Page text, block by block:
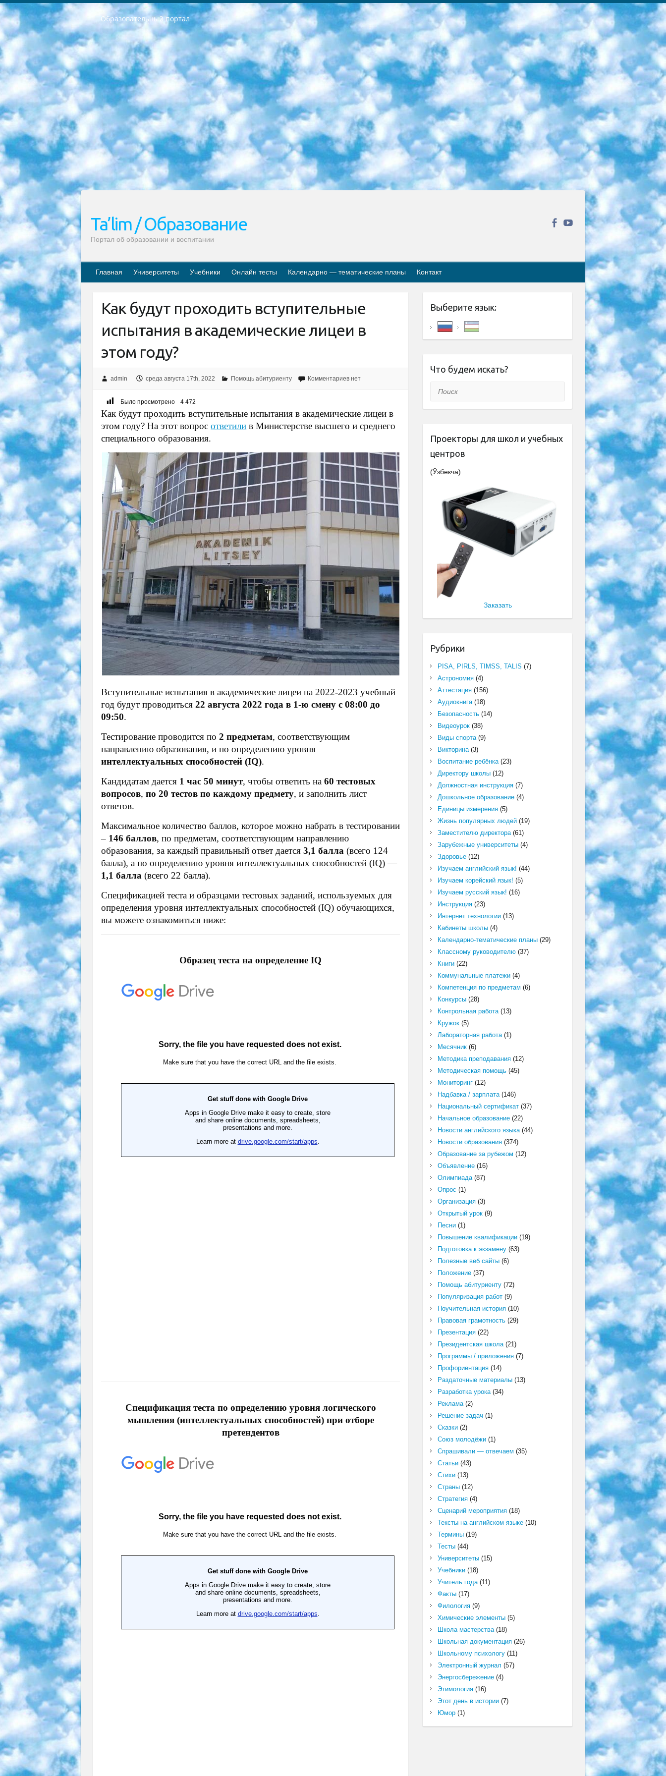
Образовательный портал
РЕСПУБЛИКА УЗБЕКИСТАН МИНИСТРЕРСТВО ДОШКОЛЬНОГО И ШКОЛЬНОГО ОБРАЗОВАНИЯ КОМАНДА в общеобразовательных учреждениях в 2023-2024 учебном году организация и проведение итоговой государственной аттестации обучающихся о Министра дошкольного и школьного образования Республики Узбекистан от 4 марта 2008 года (постановлением Минюста от 20 марта 2008 года № 1778 государственной регистрации) «Итоговое состояние учащихся общего среднего образования на основании положения об утверждении положения об аттестации общего среднего образования выпускной экзамен студентов в образовательных учреждениях в 2023-2024 учебном году В целях организации и прохождения аттестации приказываю: 1. Следующее: перечень предметов, по которым будет проводиться итоговая государственная аттестация и экзамен формы перевода согласно приложению 1; сертификаты международного образца, оценивающие уровень владения иностранными языками перечень согласно приложению 2; 2. Педагогический при специализированных образовательных учреждениях. научно-практический центр квалификации и международной оценки (Д.Давидова) 2024 г. До 25 марта: задания по предметам, по которым будет проводиться итоговая аттестация разработка и утверждение технических условий; итоговая аттестация на основании разработанного предметного задания разработка вопросов по предметам (устно и письменно), экзамен передача; общеобразовательные средние школы и специальные учебные заведения учащиеся выпускных классов школ и интернатов в агентской системе подготовка базы данных экзаменационных материалов и критериев оценки; перевод базы экзаменационных материалов на все языки обучения подать в Республиканский образовательный центр для изготовления; варианты экзаменов на основе разработанных контрольных материалов пусть будут поставлены задачи формирования. 3. Республиканский образовательный центр (Ш.Худайкулов) до 5 апреля 2024 года. до: база данных предоставленных экзаменационных материалов на все языки обучения перевод и экспертиза; для слепых, слабовидящих, глухих, слабослышащих и умственно отсталых детей учащиеся выпускных классов специализированных школ и школ-интернатов база данных экзаменационных материалов на всех преподаваемых языках подготовка критериев оценки; специализированные школы для умственно отсталых детей и технологии для учащихся выпускных классов школ-интернатов разработка соответствующих рекомендаций и критериев проведения ЕГЭ по естествознанию давать задания. 4. Педагогический при специализированных образовательных учреждениях. Научно-практический центр навыков и международной оценки (Д.Давидова), Республика образовательный центр (Худайкулов Ш.) итоговый государственный аттестационный экзамен ориентирован на творческое и логическое мышление при подготовке базы материалов учитывать введение заданий. 5. Следует отметить, что: сертификат государственного образца о знании общеобразовательного предмета и как минимум национальный уровень B1 по предметам на иностранных языках, указанным в Приложении 2. или международно признанный сертификат эквивалентного уровня студенты, изучающие определенный предмет, освобождаются от экзамена; по соответствующим предметам запланирована итоговая государственная аттестация за день до дня, путем жеребьевки Рабочей группой (в письменной форме по предметам, проводимым в форме) из числа сформированных вариантов выбрано 2 варианта; 2 выбранных варианта экзамена анонсированы на официальном сайте министерства и все выпускники по всей стране на основе этих вариантов проводит итоговую государственную аттестацию. 6. Государственное образование учащихся средних общеобразовательных учреждений. знания в соответствии с квалификационными требованиями, которые необходимо приобрести на основании стандартов итоговый (выпускной) контроль для 9 и 11 классов в целях тестирования Экзамены (далее – экзамены) состоят из предметов, перечисленных в приложении 1. будет сделано. 7. Экзамены пройдут с 26 мая по 15 июня 2024 г. (кроме науки физического воспитания). 8. Физическая для учащихся 9 классов общесредних образовательных учреждений. Экзамены по предмету «Образование, квалификация медицина» 1-6 мая 2024 года. сотрудники перевести под присмотр (с отклонениями в физическом или умственном развитии) специализированная школа для детей, школы-интернаты и со сколиозом школы-интернаты санаторного типа для больных детей исключены). 9. Он был слепым, слабовидящим и имел нарушения опорно-двигательного аппарата. экзамены в специализированных школах и интернатах для детей должны проводиться исходя из требований, предъявляемых к общеобразовательным учреждениям (физкультура кроме науки). 10. Специализированная школа для глухих и слабослышащих детей. и экзамены в интернатах и быть реализован в виде письменного теста по математике. 11. Специальность для умственно отсталых детей. Для 9 класса Родной язык и литературное письмо Государственный язык (язык обучения – узбекский). для неклассов) написано Математическое письмо Письменная/устная история Узбекистана Физическое воспитание практично Итоговый контроль Для 11 класса Написание родного языка и литературы (эссе) Математическое письмо Узбекский язык (обучение на узбекском языке) не посещающее общее среднее образование для учреждений)/Образовательное учреждение выбор письменный и устный Иностранный язык письменный/устный Письменная/устная история Узбекистана *По выбору студента:  Химия  Физика  Основы государственного права  География 10 бесплатных образовательных ресурсов - Мы составили подборку онлайн-проектов с интерактивными упражнениями, видеолекциями и статьями. Они помогут вам обрести новые и освежить старые знания бесплатно. 1. «ИНТУИТ» Старейшая образовательная площадка Рунета. Здесь вы найдёте сотни текстовых и видеокурсов на десятки различных тем — от программирования до психологии. Многие курсы подготовлены российскими университетами и крупными международными компаниями вроде Intel и Microsoft. Самостоятельное обучение бесплатное, но желающие могут оплатить услуги персональных наставников. 2. «Смартия» знакомит с актуальными профессиями и подсказывает, как им обучаться. Выбрав заинтересовавшую вас специальность — SMM-специалист, фотограф, веб-дизайнер или другую, — увидите список необходимых для неё умений. Чтобы вы могли освоить их самостоятельно, для каждого умения площадка отображает подборку ссылок на учебные материалы. Хотя «Смартия» ориентируется на русскоязычную аудиторию, часть контента всё же доступна только на английском. 3. «Лекторий Физтеха» Проект Московского физико-технического института (Физтеха). С его помощью вы можете смотреть онлайн серии лекций, записанные на видео в этом вузе. В числе доступных предметов — физика, биология, химия, информационные технологии и другие. К некоторым лекциям администрация ресурса прилагает готовые конспекты, которые можно скачивать в PDF-формате. 4. ITMOcourses Онлайн-площадка Санкт-Петербургского национального исследовательского университета информационных технологий, механики и оптики (ИТМО). Ресурс предоставляет свободный доступ к курсам, разработанным в этом вузе. Каталог материалов разбит на четыре категории: «Оптические системы и технологии», «Приборостроение и робототехника», «Информационные технологии» и «Биотехнологии». Курсы состоят из видеолекций, интерактивных демонстраций и заданий. 5. «КиберЛенинка» Электронная научная библиотека открытого доступа. Каталог площадки регулярно обрастает текстами статей из различных научных изданий. Сгруппированные по журналам и рубрикам публикации можно читать онлайн или скачивать целиком в PDF-формате. Проект нацелен на популяризацию науки за счёт открытого доступа к качественной информации. 6. «ПостНаука» На этом ресурсе публикуют подборки видеолекций, составленные экспертами из разных отраслей и объединённые общими темами. Среди них, к примеру, есть серии «Биоинформатика и геномика», «Культура средневековой Скандинавии» и Cinema Studies о теории кино. Каждая подборка лекций — логически связанная история, рассказанная экспертом от первого лица. Кроме того, на сайте появляются научно-образовательные статьи и тесты на разные темы. 7. «Newочём» Команда проекта «Newочём» отбирает самые интересные тексты из англоязычных СМИ и переводит те из них, за которые голосуют участники сообщества «ВКонтакте». По большей части это научно-популярные статьи. Редакторы придумывают лишь заголовки, в остальном содержание переводов соответствует оригиналам. Полные тексты можно читать прямо в социальной сети. 8. InternetUrok Онлайн-база материалов по основным дисциплинам школьной программы. Информация на сайте структурирована по классам, предметам и темам (урокам). Каждый урок состоит из видеолекций и конспектов. Есть также интерактивные тренажёры и тесты для закрепления пройденного материала. Даже если вы давно окончили школу, возможность повторить программу старших классов всегда может пригодиться. 9. Edutainme Ещё один ресурс об образовании. В отличие от Newtonew, как мне кажется, Edutainme больше ориентируется на представителей индустрии: педагогов, предпринимателей, разработчиков образовательных проектов. Но и любой, кто просто стремится к саморазвитию, найдёт на сайте много полезного и интересного для себя. Например, информацию о новых курсах и образовательных сервисах. 10. Newtonew Онлайн-медиа об образовании и обучении в широком смысле. Авторы Newtonew пишут об инструментах, заведениях, тактиках и стратегиях, которые помогают учить других и получать новые знания самостоятельно. На этой площадке вы найдёте новости, обзоры, аналитические мат
Ta’lim / Образование
Портал об образовании и воспитании
Главная Университеты Учебники Онлайн тесты Календарно — тематические планы Контакт
Как будут проходить вступительные
испытания в академические лицеи в
этом году?
admin среда августа 17th, 2022 Помощь абитуриенту Комментариев нет
Было просмотрено 4 472
Как будут проходить вступительные испытания в академические лицеи в
этом году? На этот вопросответили в Министерстве высшего и среднего
специального образования.
Вступительные испытания в академические лицеи на 2022-2023 учебный
год будут проводиться22 августа 2022 года в 1-ю смену с 08:00 до
09:50.
Тестирование проводится по2 предметам, соответствующим
направлению образования, и по определению уровня
интеллектуальных способностей (IQ).
Кандидатам дается 1 час 50 минут, чтобы ответить на60 тестовых
вопросов,по 20 тестов по каждому предмету, и заполнить лист
ответов.
Максимальное количество баллов, которое можно набрать в тестировании
– 146 баллов, по предметам, соответствующим направлению
образования, за каждый правильный ответ дается3,1 балла (всего 124
балла), а по определению уровня интеллектуальных способностей (IQ) —
1,1 балла (всего 22 балла).
Спецификацией теста и образцами тестовых заданий, используемых для
определения уровня интеллектуальных способностей (IQ) обучающихся,
вы можете ознакомиться ниже:
Образец теста на определение IQ
Спецификация теста по определению уровня логического
мышления (интеллектуальных способностей) при отборе
претендентов
Выберите язык:
Что будем искать?
Поиск
Проекторы для школ и учебных
центров
(Ўзбекча)
Заказать
Рубрики
PISA, PIRLS, TIMSS, TALIS (7)
Астрономия(4)
Аттестация(156)
Аудиокнига(18)
Безопасность(14)
Видеоурок(38)
Виды спорта(9)
Викторина(3)
Воспитание ребёнка(23)
Директору школы(12)
Должностная инструкция(7)
Дошкольное образование(4)
Единицы измерения(5)
Жизнь популярных людей(19)
Заместителю директора(61)
Зарубежные университеты(4)
Здоровье(12)
Изучаем английский язык! (44)
Изучаем корейский язык! (5)
Изучаем русский язык! (16)
Инструкция(23)
Интернет технологии(13)
Кабинеты школы(4)
Календарно-тематические планы(29)
Классному руководителю(37)
Книги(22)
Коммунальные платежи(4)
Компетенция по предметам (6)
Конкурсы(28)
Контрольная работа(13)
Кружок(5)
Лабораторная работа(1)
Месячник(6)
Методика преподавания(12)
Методическая помощь(45)
Мониторинг(12)
Надбавка / зарплата(146)
Национальный сертификат(37)
Начальное образование(22)
Новости английского языка(44)
Новости образования(374)
Образование за рубежом (12)
Объявление(16)
Олимпиада(87)
Опрос (1)
Организация(3)
Открытый урок(9)
Песни(1)
Повышение квалификации(19)
Подготовка к экзамену(63)
Полезные веб сайты(6)
Положение(37)
Помощь абитуриенту(72)
Популяризация работ(9)
Поучительная история(10)
Правовая грамотность(29)
Презентация(22)
Президентская школа(21)
Программы / приложения(7)
Профориентация(14)
Раздаточные материалы(13)
Разработка урока(34)
Реклама(2)
Решение задач (1)
Сказки(2)
Союз молодёжи(1)
Спрашивали — отвечаем (35)
Статьи(43)
Стихи(13)
Страны(12)
Стратегия(4)
Сценарий мероприятия(18)
Тексты на английском языке(10)
Термины(19)
Тесты(44)
Университеты(15)
Учебники(18)
Учитель года(11)
Факты(17)
Филология(9)
Химические элементы(5)
Школа мастерства(18)
Школьная документация(26)
Школьному психологу(11)
Электронный журнал (57)
Энергосбережение(4)
Этимология(16)
Этот день в истории(7)
Юмор(1)